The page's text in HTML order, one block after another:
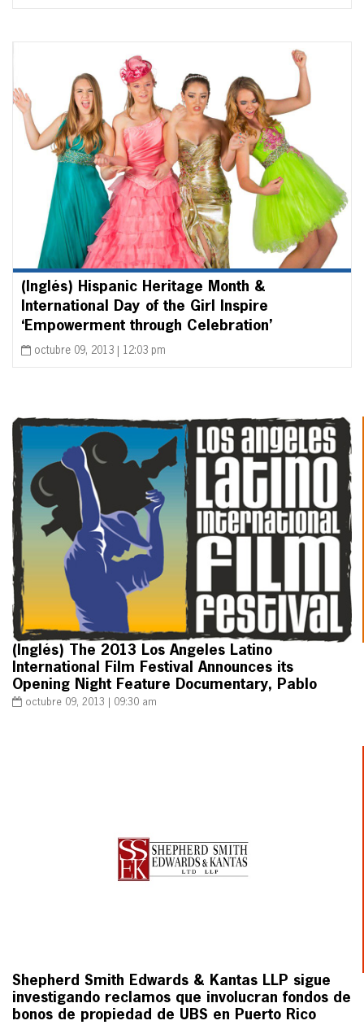
(Inglés) Hispanic Heritage Month &
International Day of the Girl Inspire
‘Empowerment through Celebration’
octubre 09, 2013 | 12:03 pm
(Inglés) The 2013 Los Angeles Latino
International Film Festival Announces its
Opening Night Feature Documentary, Pablo
octubre 09, 2013 | 09:30 am
Shepherd Smith Edwards & Kantas LLP sigue
investigando reclamos que involucran fondos de
bonos de propiedad de UBS en Puerto Rico